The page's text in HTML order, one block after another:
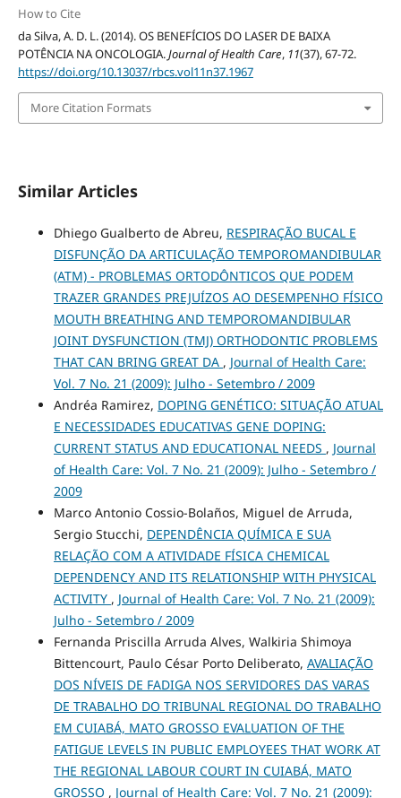
How to Cite
da Silva, A. D. L. (2014). OS BENEFÍCIOS DO LASER DE BAIXA
POTÊNCIA NA ONCOLOGIA.Journal of Health Care, 11(37), 67-72.
https://doi.org/10.13037/rbcs.vol11n37.1967
More Citation Formats
Similar Articles
Dhiego Gualberto de Abreu, RESPIRAÇÃO BUCAL E
DISFUNÇÃO DA ARTICULAÇÃO TEMPOROMANDIBULAR
(ATM) - PROBLEMAS ORTODÔNTICOS QUE PODEM
TRAZER GRANDES PREJUÍZOS AO DESEMPENHO FÍSICO
MOUTH BREATHING AND TEMPOROMANDIBULAR
JOINT DYSFUNCTION (TMJ) ORTHODONTIC PROBLEMS
THAT CAN BRING GREAT DA , Journal of Health Care:
Vol. 7 No. 21 (2009): Julho - Setembro / 2009
Andréa Ramirez, DOPING GENÉTICO: SITUAÇÃO ATUAL
E NECESSIDADES EDUCATIVAS GENE DOPING:
CURRENT STATUS AND EDUCATIONAL NEEDS , Journal
of Health Care: Vol. 7 No. 21 (2009): Julho - Setembro /
2009
Marco Antonio Cossio-Bolaños, Miguel de Arruda,
Sergio Stucchi, DEPENDÊNCIA QUÍMICA E SUA
RELAÇÃO COM A ATIVIDADE FÍSICA CHEMICAL
DEPENDENCY AND ITS RELATIONSHIP WITH PHYSICAL
ACTIVITY , Journal of Health Care: Vol. 7 No. 21 (2009):
Julho - Setembro / 2009
Fernanda Priscilla Arruda Alves, Walkiria Shimoya
Bittencourt, Paulo César Porto Deliberato, AVALIAÇÃO
DOS NÍVEIS DE FADIGA NOS SERVIDORES DAS VARAS
DE TRABALHO DO TRIBUNAL REGIONAL DO TRABALHO
EM CUIABÁ, MATO GROSSO EVALUATION OF THE
FATIGUE LEVELS IN PUBLIC EMPLOYEES THAT WORK AT
THE REGIONAL LABOUR COURT IN CUIABÁ, MATO
GROSSO , Journal of Health Care: Vol. 7 No. 21 (2009):